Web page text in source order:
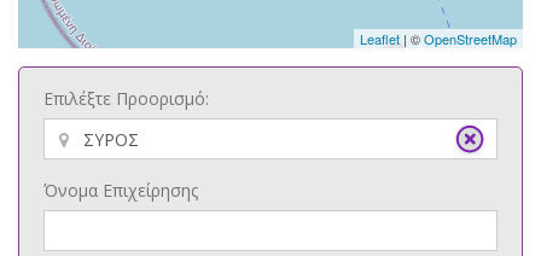
Leaflet | ©OpenStreetMap
Επιλέξτε Προορισμό:
Όνομα Επιχείρησης